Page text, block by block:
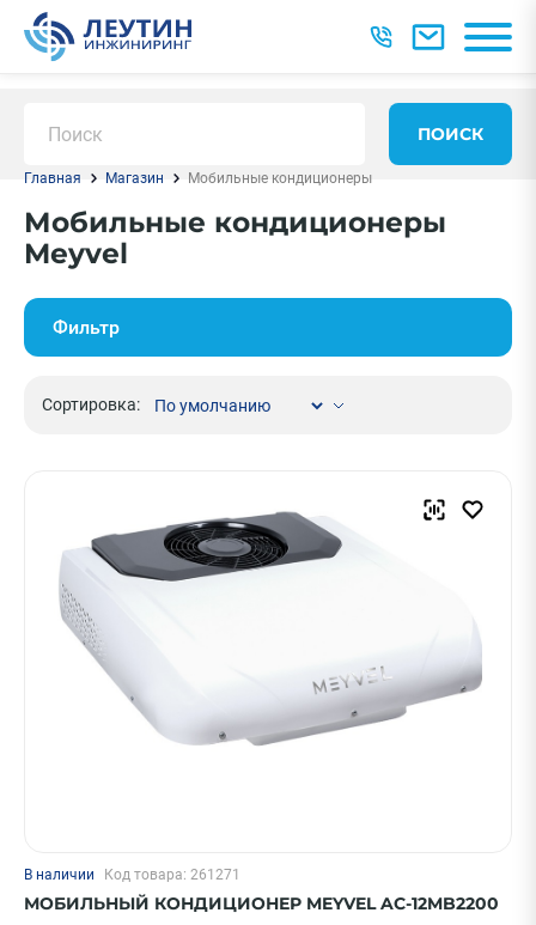
ПОИСК
Главная Магазин Мобильные кондиционеры
Мобильные кондиционеры
Meyvel
Фильтр
Цена 0 - 2000000 ₽
—
20 м² - 2 кВт
25 м² - 2.6 кВт
Сортировка:
В наличии Код товара: 261271
МОБИЛЬНЫЙ КОНДИЦИОНЕР MEYVEL AC-12MB2200